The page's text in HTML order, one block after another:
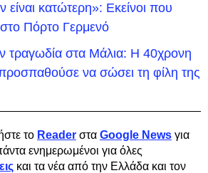
κατώτερη»: Εκείνοι που
Πόρτο Γερμενό
τραγωδία στα Μάλια: Η 40χρονη
να σώσει τη φίλη της
το Reader στα Google News για
ενημερωμένοι για όλες
και τα νέα από την Ελλάδα και τον